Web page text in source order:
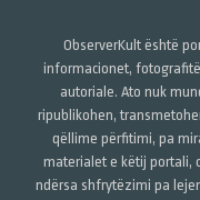
ObserverKult është
informacionet,
autoriale. Ato nuk
ripublikohen,
qëllime përfitimi, pa
materialet e këtij portali,
ndërsa shfrytëzimi pa